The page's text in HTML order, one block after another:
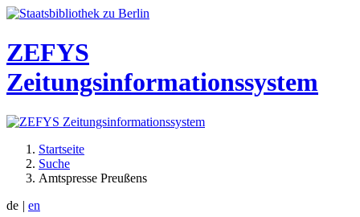
ZEFYS
Zeitungsinformationssystem
Startseite
Suche
Amtspresse Preußens
de | en